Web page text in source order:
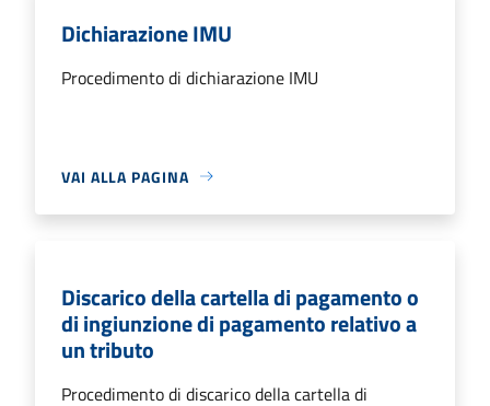
Dichiarazione IMU
Procedimento di dichiarazione IMU
VAI ALLA PAGINA
Discarico della cartella di pagamento o
di ingiunzione di pagamento relativo a
un tributo
Procedimento di discarico della cartella di